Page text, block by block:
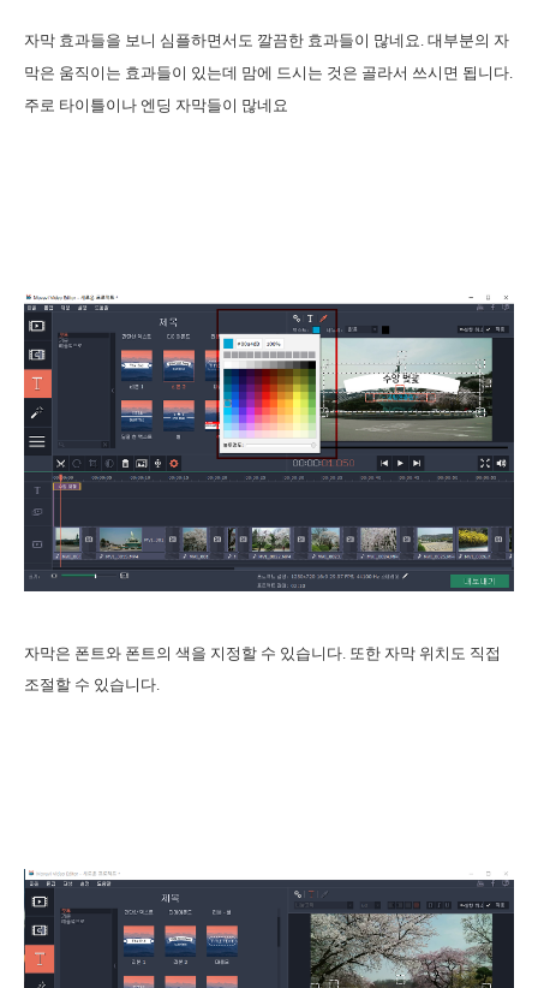
자막 효과들을 보니 심플하면서도 깔끔한 효과들이 많네요. 대부분의 자
막은 움직이는 효과들이 있는데 맘에 드시는 것은 골라서 쓰시면 됩니다.
주로 타이틀이나 엔딩 자막들이 많네요
자막은 폰트와 폰트의 색을 지정할 수 있습니다. 또한 자막 위치도 직접
조절할 수 있습니다.